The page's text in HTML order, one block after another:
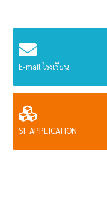
E-mail โรงเรียน
SF APPLICATION